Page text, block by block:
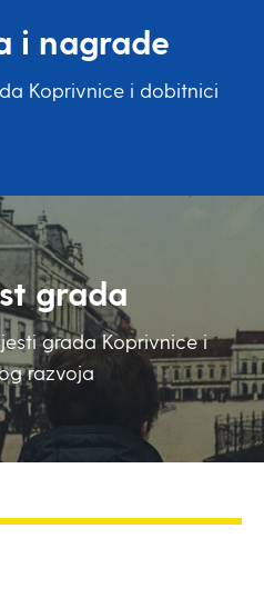
i nagrade
Koprivnice i dobitnici
grada
grada Koprivnice i
razvoja